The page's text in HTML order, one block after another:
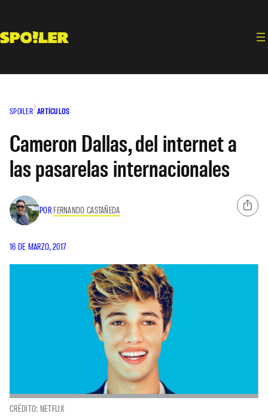
contenido
SPOILER ARTÍCULOS
Cameron Dallas, del internet a
las pasarelas internacionales
POR FERNANDO CASTAÑEDA
16 DE MARZO, 2017
CRÉDITO: NETFLIX